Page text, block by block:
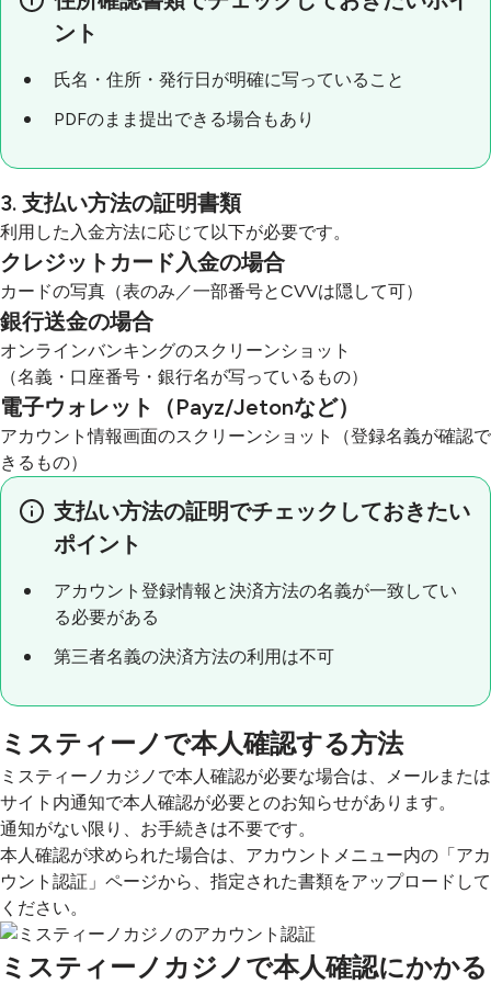
ント
氏名・住所・発行日が明確に写っていること
PDFのまま提出できる場合もあり
3. 支払い方法の証明書類
利用した入金方法に応じて以下が必要です。
クレジットカード入金の場合
カードの写真（表のみ／一部番号とCVVは隠して可）
銀行送金の場合
オンラインバンキングのスクリーンショット
（名義・口座番号・銀行名が写っているもの）
電子ウォレット（Payz/Jetonなど）
アカウント情報画面のスクリーンショット（登録名義が確認で
きるもの）
支払い方法の証明でチェックしておきたい
ポイント
アカウント登録情報と決済方法の名義が一致してい
る必要がある
第三者名義の決済方法の利用は不可
ミスティーノで本人確認する方法
ミスティーノカジノで本人確認が必要な場合は、メールまたは
サイト内通知で本人確認が必要とのお知らせがあります。
通知がない限り、お手続きは不要です。
本人確認が求められた場合は、アカウントメニュー内の「アカ
ウント認証」ページから、指定された書類をアップロードして
ください。
ミスティーノカジノで本人確認にかかる